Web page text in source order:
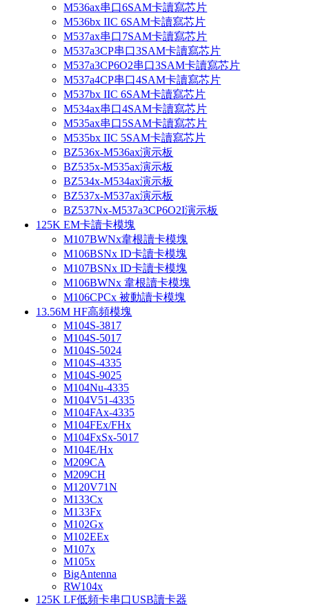
M536ax串口6SAM卡讀寫芯片
M536bx IIC 6SAM卡讀寫芯片
M537ax串口7SAM卡讀寫芯片
M537a3CP串口3SAM卡讀寫芯片
M537a3CP6O2串口3SAM卡讀寫芯片
M537a4CP串口4SAM卡讀寫芯片
M537bx IIC 6SAM卡讀寫芯片
M534ax串口4SAM卡讀寫芯片
M535ax串口5SAM卡讀寫芯片
M535bx IIC 5SAM卡讀寫芯片
BZ536x-M536ax演示板
BZ535x-M535ax演示板
BZ534x-M534ax演示板
BZ537x-M537ax演示板
BZ537Nx-M537a3CP6O2I演示板
125K EM卡讀卡模塊
M107BWNx韋根讀卡模塊
M106BSNx ID卡讀卡模塊
M107BSNx ID卡讀卡模塊
M106BWNx 韋根讀卡模塊
M106CPCx 被動讀卡模塊
13.56M HF高頻模塊
M104S-3817
M104S-5017
M104S-5024
M104S-4335
M104S-9025
M104Nu-4335
M104V51-4335
M104FAx-4335
M104FEx/FHx
M104FxSx-5017
M104E/Hx
M209CA
M209CH
M120V71N
M133Cx
M133Fx
M102Gx
M102EEx
M107x
M105x
BigAntenna
RW104x
125K LF低頻卡串口USB讀卡器